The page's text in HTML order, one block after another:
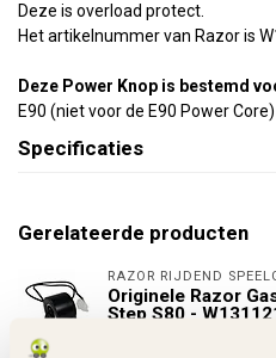
Deze is overload protect.
Het artikelnummer van Razor is
Deze Power Knop is bestemd
E90 (niet voor de E90 Power Core)
Specificaties
Gerelateerde producten
RAZOR RIJDEND
Originele Razor
Step S80 -